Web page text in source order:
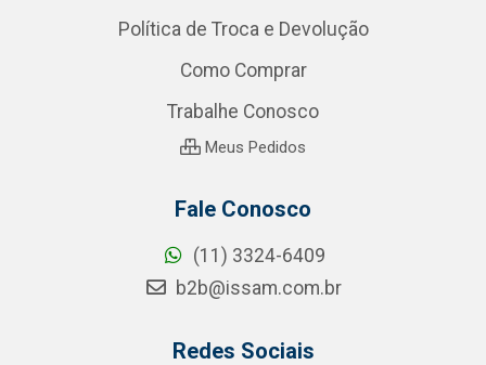
Política de Troca e Devolução
Como Comprar
Trabalhe Conosco
Meus Pedidos
Fale Conosco
(11) 3324-6409
b2b@issam.com.br
Redes Sociais